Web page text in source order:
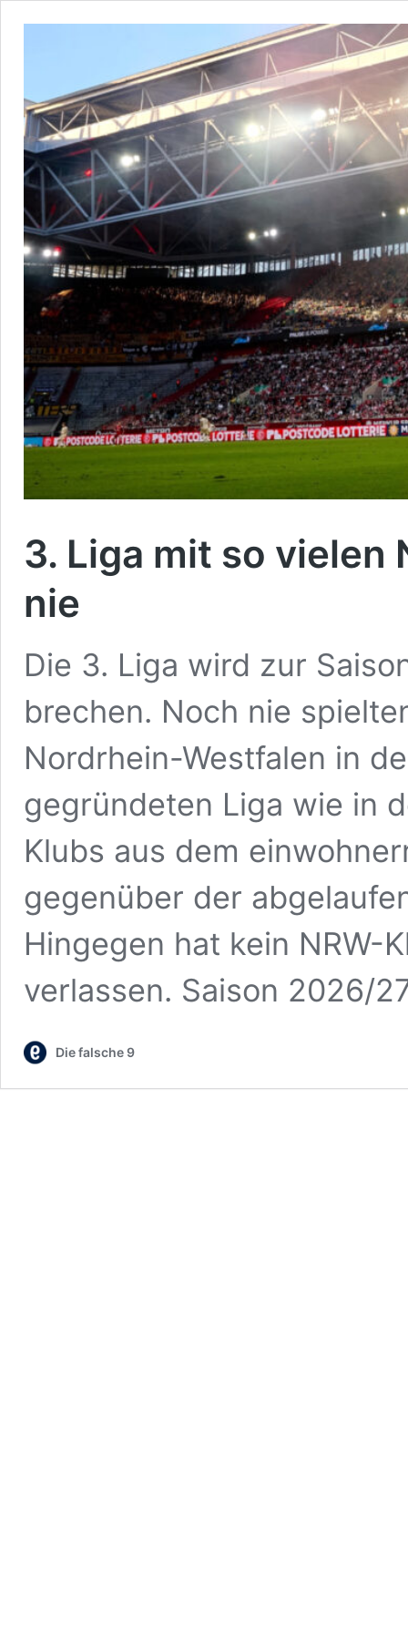
3. Liga mit so vielen
nie
Die 3. Liga wird zur
brechen. Noch nie
Nordrhein-Westfalen in
gegründeten Liga wie in
Klubs aus dem
gegenüber der
Hingegen hat kein NRW-
verlassen. Saison 2026/
Die falsche 9